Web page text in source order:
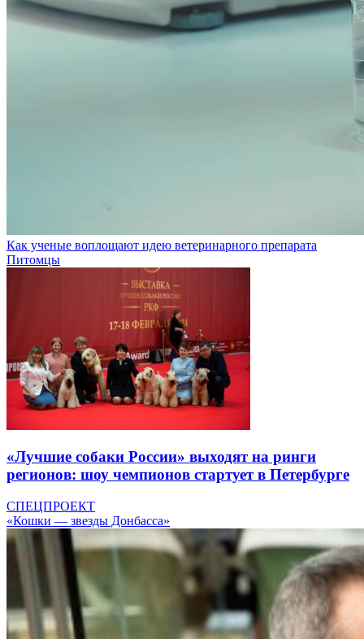
Как ученые воплощают идею ветеринарного препарата
Питомцы
«Лучшие собаки России» выходят на ринги
регионов: шоу чемпионов стартует в Петербурге
СПЕЦПРОЕКТ
«Кошки — звезды Донбасса»